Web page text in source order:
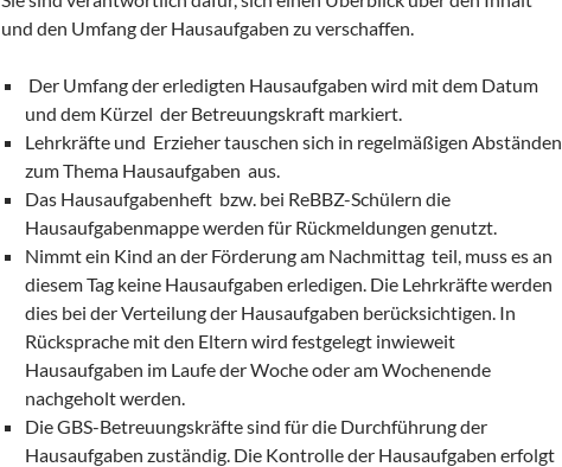
und den Umfang der Hausaufgaben zu verschaffen.
Der Umfang der erledigten Hausaufgaben wird mit dem Datum
und dem Kürzel der Betreuungskraft markiert.
Lehrkräfte und Erzieher tauschen sich in regelmäßigen Abständen
zum Thema Hausaufgaben aus.
Das Hausaufgabenheft bzw. bei ReBBZ-Schülern die
Hausaufgabenmappe werden für Rückmeldungen genutzt.
Nimmt ein Kind an der Förderung am Nachmittag teil, muss es an
diesem Tag keine Hausaufgaben erledigen. Die Lehrkräfte werden
dies bei der Verteilung der Hausaufgaben berücksichtigen. In
Rücksprache mit den Eltern wird festgelegt inwieweit
Hausaufgaben im Laufe der Woche oder am Wochenende
nachgeholt werden.
Die GBS-Betreuungskräfte sind für die Durchführung der
Hausaufgaben zuständig. Die Kontrolle der Hausaufgaben erfolgt